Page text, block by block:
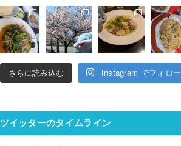
さらに読み込む Instagram でフォロー
ツイッターのタイムライン